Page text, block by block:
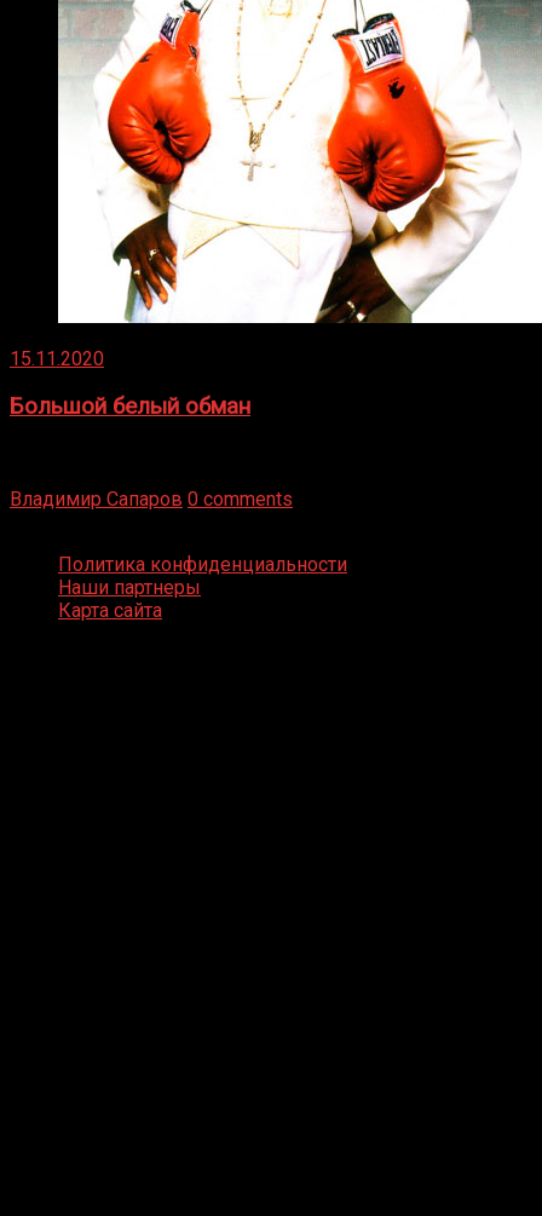
15.11.2020
Большой белый обман
Владимир Сапаров 0 comments
Политика конфиденциальности
Наши партнеры
Карта сайта